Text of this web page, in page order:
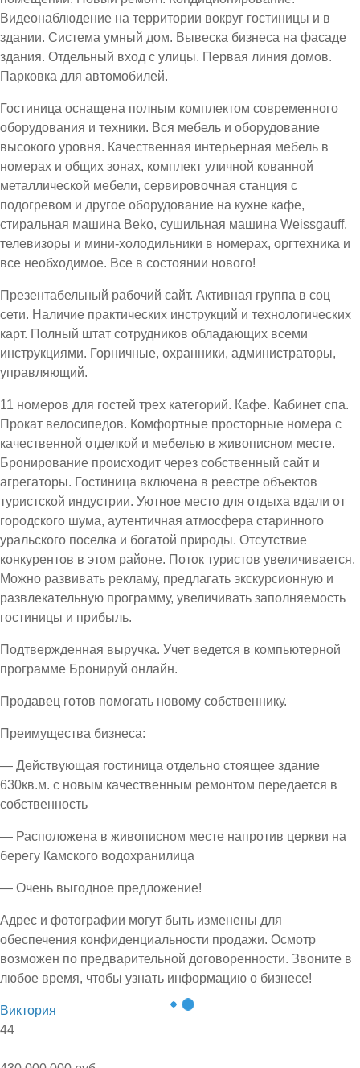
Видеонаблюдение на территории вокруг гостиницы и в
здании. Система умный дом. Вывеска бизнеса на фасаде
здания. Отдельный вход с улицы. Первая линия домов.
Парковка для автомобилей.
Гостиница оснащена полным комплектом современного
оборудования и техники. Вся мебель и оборудование
высокого уровня. Качественная интерьерная мебель в
номерах и общих зонах, комплект уличной кованной
металлической мебели, сервировочная станция с
подогревом и другое оборудование на кухне кафе,
стиральная машина Beko, сушильная машина Weissgauff,
телевизоры и мини-холодильники в номерах, оргтехника и
все необходимое. Все в состоянии нового!
Презентабельный рабочий сайт. Активная группа в соц
сети. Наличие практических инструкций и технологических
карт. Полный штат сотрудников обладающих всеми
инструкциями. Горничные, охранники, администраторы,
управляющий.
11 номеров для гостей трех категорий. Кафе. Кабинет спа.
Прокат велосипедов. Комфортные просторные номера с
качественной отделкой и мебелью в живописном месте.
Бронирование происходит через собственный сайт и
агрегаторы. Гостиница включена в реестре объектов
туристской индустрии. Уютное место для отдыха вдали от
городского шума, аутентичная атмосфера старинного
уральского поселка и богатой природы. Отсутствие
конкурентов в этом районе. Поток туристов увеличивается.
Можно развивать рекламу, предлагать экскурсионную и
развлекательную программу, увеличивать заполняемость
гостиницы и прибыль.
Подтвержденная выручка. Учет ведется в компьютерной
программе Бронируй онлайн.
Продавец готов помогать новому собственнику.
Преимущества бизнеса:
— Действующая гостиница отдельно стоящее здание
630кв.м. с новым качественным ремонтом передается в
собственность
— Расположена в живописном месте напротив церкви на
берегу Камского водохранилица
— Очень выгодное предложение!
Адрес и фотографии могут быть изменены для
обеспечения конфиденциальности продажи. Осмотр
возможен по предварительной договоренности. Звоните в
любое время, чтобы узнать информацию о бизнесе!
Виктория
44